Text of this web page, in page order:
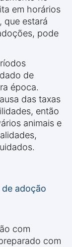
em horários
que estará
pode
de
época.
das taxas
então
animais e
adoção
com
com